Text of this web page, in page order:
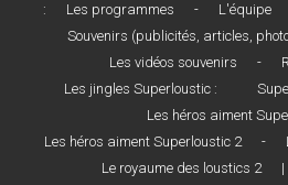
:
Les programmes - L'équipe
Souvenirs (publicités, articles,
Les vidéos souvenirs
-
Les jingles Superloustic :
Les héros aiment
Les héros aiment Superloustic 2
-
Le royaume des loustics 2
|